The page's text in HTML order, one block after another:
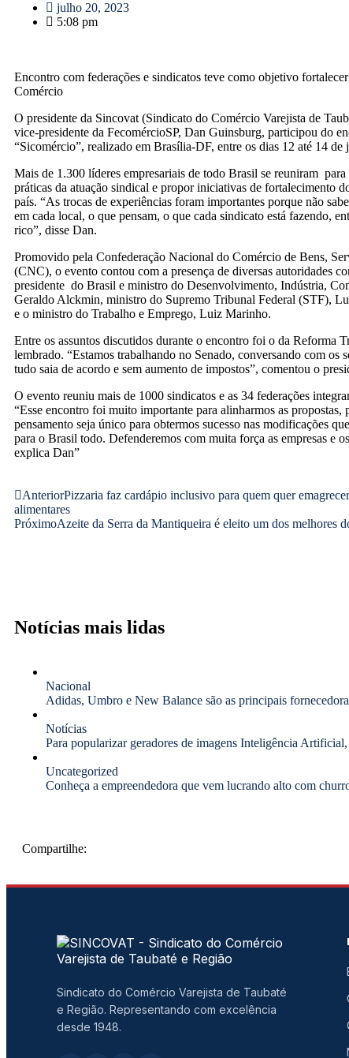
julho 20, 2023
5:08 pm
Encontro com federações e sindicatos teve como objetivo
Comércio
O presidente da Sincovat (Sindicato do Comércio Varejista de
vice-presidente da FecomércioSP, Dan Guinsburg, participou do
“Sicomércio”, realizado em Brasília-DF, entre os dias 12 até 14 de
Mais de 1.300 líderes empresariais de todo Brasil se reuniram
práticas da atuação sindical e propor iniciativas de fortalecimento
país. “As trocas de experiências foram importantes porque não
em cada local, o que pensam, o que cada sindicato está fazendo,
rico”, disse Dan.
Promovido pela Confederação Nacional do Comércio de Bens,
(CNC), o evento contou com a presença de diversas autoridades
presidente do Brasil e ministro do Desenvolvimento, Indústria,
Geraldo Alckmin, ministro do Supremo Tribunal Federal (STF),
e o ministro do Trabalho e Emprego, Luiz Marinho.
Entre os assuntos discutidos durante o encontro foi o da Reforma
lembrado. “Estamos trabalhando no Senado, conversando com os
tudo saia de acordo e sem aumento de impostos”, comentou o
O evento reuniu mais de 1000 sindicatos e as 34 federações
“Esse encontro foi muito importante para alinharmos as propostas,
pensamento seja único para obtermos sucesso nas modificações
para o Brasil todo. Defenderemos com muita força as empresas e
explica Dan”
AnteriorPizzaria faz cardápio inclusivo para quem quer
alimentares
PróximoAzeite da Serra da Mantiqueira é eleito um dos melhores
Notícias mais lidas
Nacional
Adidas, Umbro e New Balance são as principais
Notícias
Para popularizar geradores de imagens Inteligência
Uncategorized
Conheça a empreendedora que vem lucrando alto com
Compartilhe:
Sindicato do Comércio Varejista de Taubaté
e Região. Representando com excelência
desde 1948.